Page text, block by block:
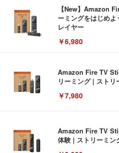
【New】Amazon
ーミングをはじめ
レイヤー
￥6,980
Amazon Fire TV
リーミング | スト
￥7,980
Amazon Fire TV
体験 | ストリーミン